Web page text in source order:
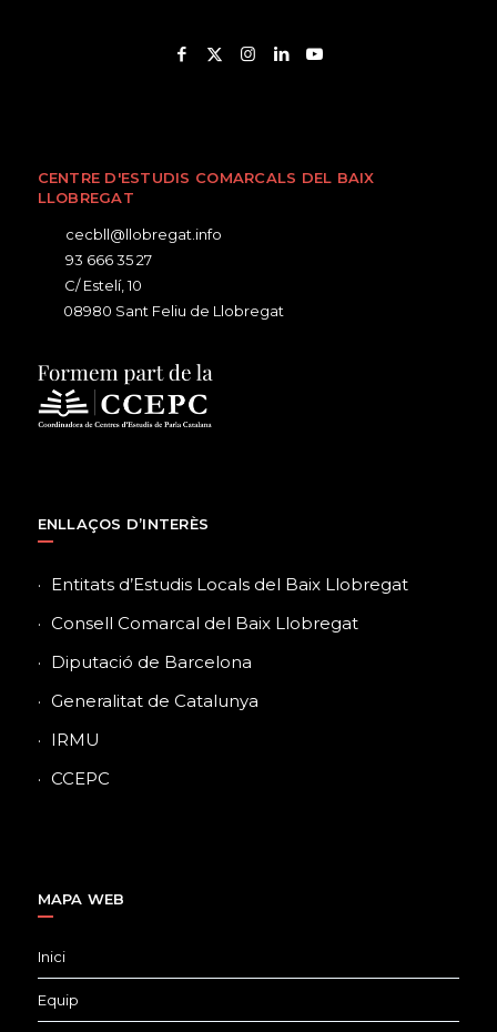
CENTRE D'ESTUDIS COMARCALS DEL BAIX
LLOBREGAT
cecbll@llobregat.info
93 666 35 27
C/ Estelí, 10
08980 Sant Feliu de Llobregat
ENLLAÇOS D’INTERÈS
Entitats d’Estudis Locals del Baix Llobregat
Consell Comarcal del Baix Llobregat
Diputació de Barcelona
Generalitat de Catalunya
IRMU
CCEPC
MAPA WEB
Inici
Equip